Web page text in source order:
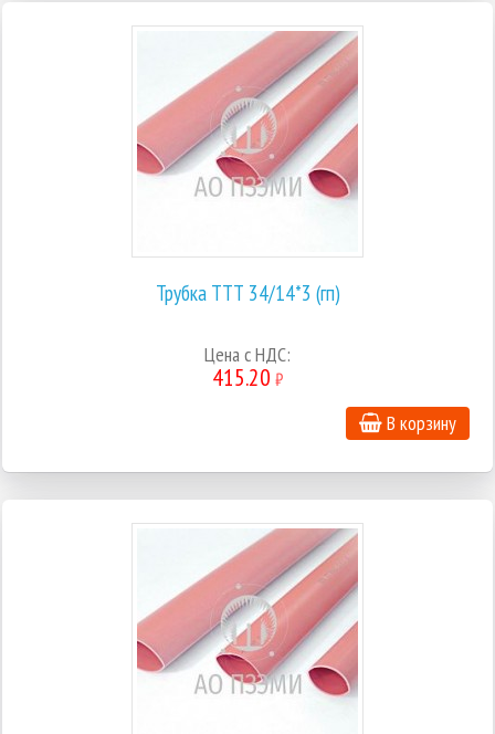
Трубка ТТТ 34/14*3 (гп)
Цена с НДС:
415.20 ₽
В корзину